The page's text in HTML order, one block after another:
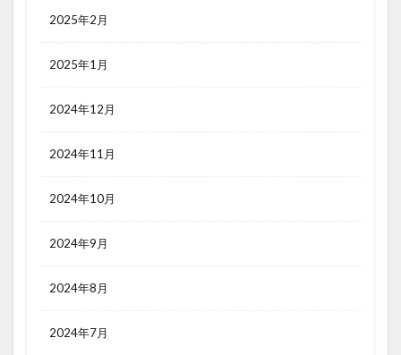
2025年2月
2025年1月
2024年12月
2024年11月
2024年10月
2024年9月
2024年8月
2024年7月